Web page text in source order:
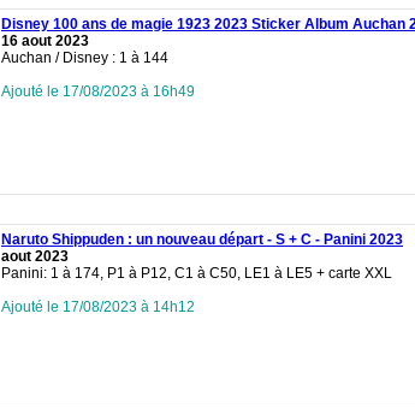
Disney 100 ans de magie 1923 2023 Sticker Album Auchan
16 aout 2023
Auchan / Disney : 1 à 144
Ajouté le 17/08/2023 à 16h49
Naruto Shippuden : un nouveau départ - S + C - Panini 2023
aout 2023
Panini: 1 à 174, P1 à P12, C1 à C50, LE1 à LE5 + carte XXL
Ajouté le 17/08/2023 à 14h12